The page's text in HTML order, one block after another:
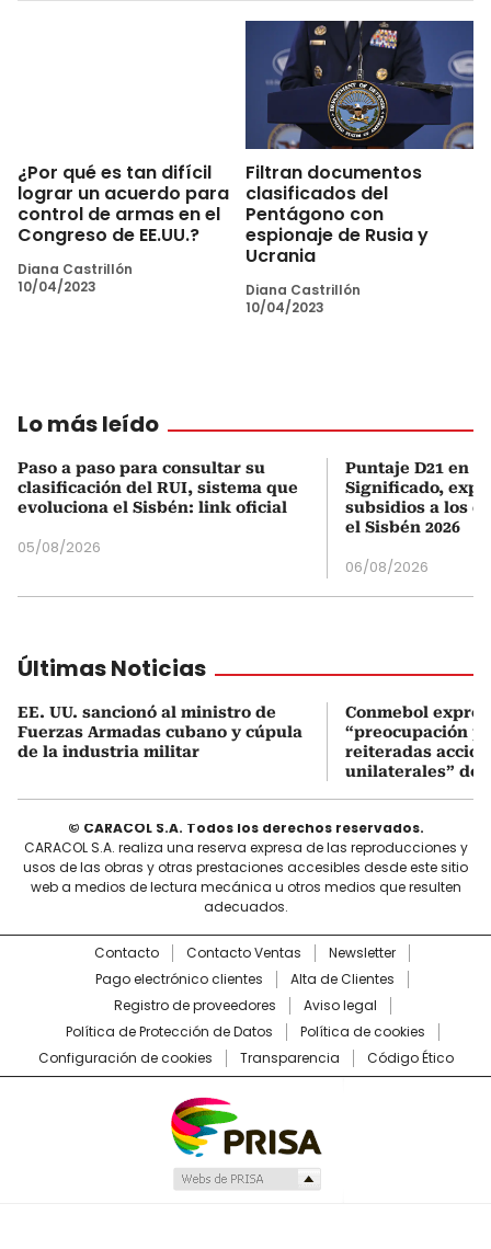
¿Por qué es tan difícil
lograr un acuerdo para
control de armas en el
Congreso de EE.UU.?
Diana Castrillón
10/04/2023
Filtran documentos
clasificados del
Pentágono con
espionaje de Rusia y
Ucrania
Diana Castrillón
10/04/2023
Lo más leído
Paso a paso para consultar su
clasificación del RUI, sistema que
evoluciona el Sisbén: link oficial
05/08/2026
Puntaje D21 en
Significado,
subsidios a los
el Sisbén 2026
06/08/2026
Últimas Noticias
EE. UU. sancionó al ministro de
Fuerzas Armadas cubano y cúpula
de la industria militar
Conmebol
“preocupación
reiteradas
unilaterales” de
© CARACOL S.A. Todos los derechos reservados.
CARACOL S.A. realiza una reserva expresa de las reproducciones y
usos de las obras y otras prestaciones accesibles desde este sitio
web a medios de lectura mecánica u otros medios que resulten
adecuados.
Contacto Contacto Ventas
Newsletter
Pago electrónico clientes
Alta de Clientes
Registro de proveedores
Aviso legal
Política de Protección de Datos
Política de cookies
Configuración de cookies
Transparencia Código Ético